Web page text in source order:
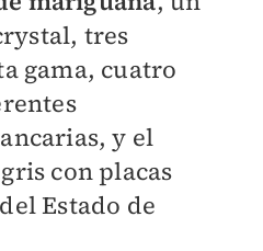
tres
gama, cuatro
y el
con placas
Estado de